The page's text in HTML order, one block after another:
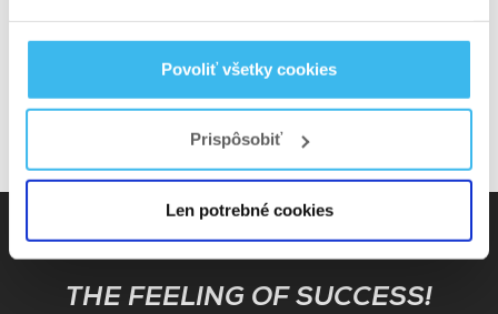
Povoliť všetky cookies
Prispôsobiť
Len potrebné cookies
regeneráciu cez proteíny, aminokyseliny a
kĺbovú výživu.
Subscribe
THE FEELING OF SUCCESS!